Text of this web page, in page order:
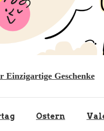
Einzigartige Geschenke
Ostern